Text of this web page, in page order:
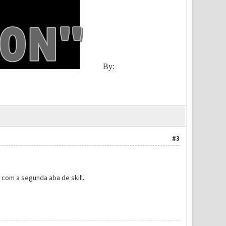
By:
#3
a segunda aba de skill.